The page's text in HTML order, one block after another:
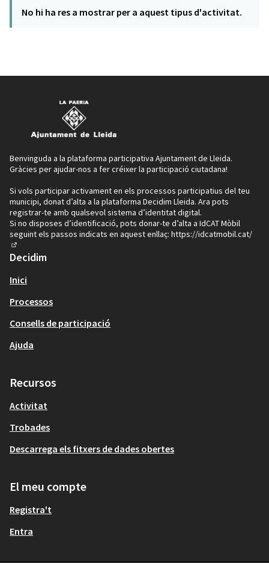
No hi ha res a mostrar per a aquest tipus d'activitat.
Benvinguda a la plataforma participativa Ajuntament de Lleida.
Gràcies per ajudar-nos a fer créixer la participació ciutadana!
Si vols participar activament en els processos participatius del teu
municipi, donat d’alta a la plataforma Decidim Lleida. Ara pots
registrar-te amb qualsevol sistema d’identitat digital.
Si no disposes d’identificació, pots donar-te d’alta a IdCAT Mòbil
seguint els passos indicats en aquest enllaç: https://idcatmobil.cat/
(Enllaç extern)
Decidim
Inici
Processos
Consells de participació
Ajuda
Recursos
Activitat
Trobades
Descarrega els fitxers de dades obertes
El meu compte
Registra't
Entra